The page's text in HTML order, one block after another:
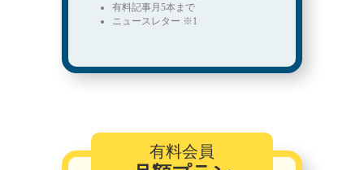
有料記事月5本まで
ニュースレター ※1
有料会員